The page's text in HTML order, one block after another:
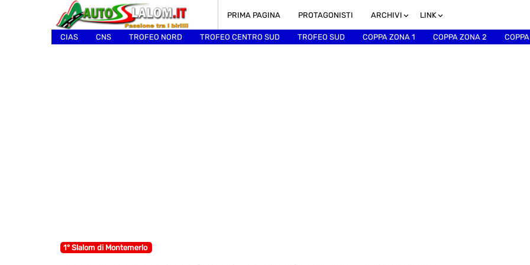
PRIMA PAGINA PROTAGONISTI ARCHIVI LINK
CIAS CNS TROFEO NORD TROFEO CENTRO SUD TROFEO SUD COPPA ZONA 1 COPPA ZONA 2
1° Slalom di Montemerlo